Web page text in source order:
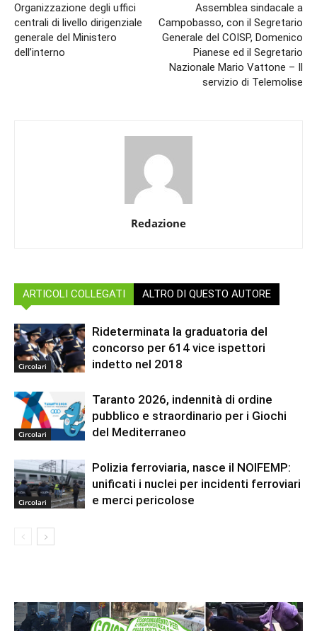
Organizzazione degli uffici
centrali di livello dirigenziale
generale del Ministero
dell’interno
Assemblea sindacale a
Campobasso, con il Segretario
Generale del COISP, Domenico
Pianese ed il Segretario
Nazionale Mario Vattone – Il
servizio di Telemolise
Redazione
ARTICOLI COLLEGATI ALTRO DI QUESTO AUTORE
Circolari
Rideterminata la graduatoria del
concorso per 614 vice ispettori
indetto nel 2018
Circolari
Taranto 2026, indennità di ordine
pubblico e straordinario per i Giochi
del Mediterraneo
Circolari
Polizia ferroviaria, nasce il NOIFEMP:
unificati i nuclei per incidenti ferroviari
e merci pericolose